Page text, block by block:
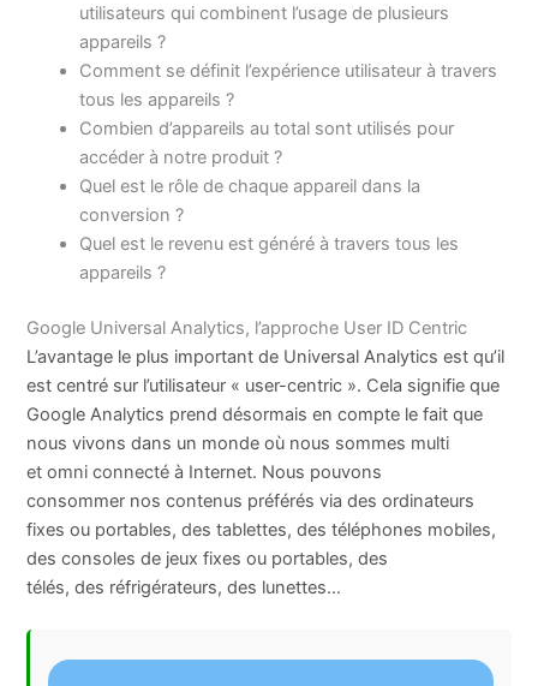
utilisateurs qui combinent l’usage de plusieurs
appareils ?
Comment se définit l’expérience utilisateur à travers
tous les appareils ?
Combien d’appareils au total sont utilisés pour
accéder à notre produit ?
Quel est le rôle de chaque appareil dans la
conversion ?
Quel est le revenu est généré à travers tous les
appareils ?
Google Universal Analytics, l’approche User ID Centric
L’avantage le plus important de Universal Analytics est qu’il
est centré sur l’utilisateur « user-centric ». Cela signifie que
Google Analytics prend désormais en compte le fait que
nous vivons dans un monde où nous sommes multi
etomni connecté à Internet. Nous pouvons
consommer nos contenus préférés via des ordinateurs
fixes ou portables, des tablettes, des téléphones mobiles,
des consoles de jeux fixes ou portables, des
télés, des réfrigérateurs, des lunettes…